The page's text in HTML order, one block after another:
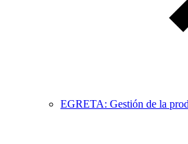
EGRETA: Gestión de la